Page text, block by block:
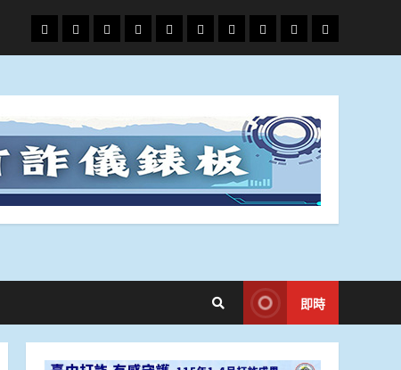
頭
條
財
經
地
方.
文
教.
專
題
娛
樂
政
治
國
際
運
動
生
活
即時